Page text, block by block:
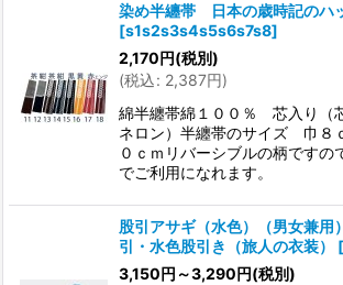
絞り込む
染め半纏帯 日本の歳時記のハ
[s1s2s3s4s5s6s7s8]
2,170円(税別)
(税込: 2,387円)
綿半纏帯綿１００％ 芯入り（
ネロン）半纏帯のサイズ 巾８
０ｃｍリバーシブルの柄ですの
でご利用になれます。
股引アサギ（水色）（男女兼用
引・水色股引き（旅人の衣装）
[
3,150円 ～3,290円(税別)